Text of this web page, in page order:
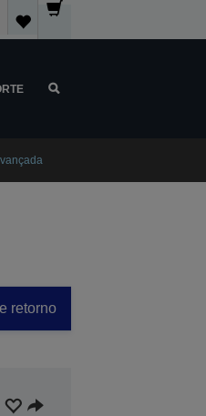
retorno